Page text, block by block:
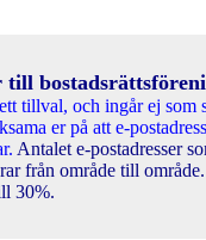
till
tillval, och ingår ej som
er på att e-
Antalet e-postadresser
från område till
30%.